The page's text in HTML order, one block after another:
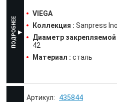
VIEGA
Коллекция : Sanpress
Диаметр
42
Материал : сталь
435844